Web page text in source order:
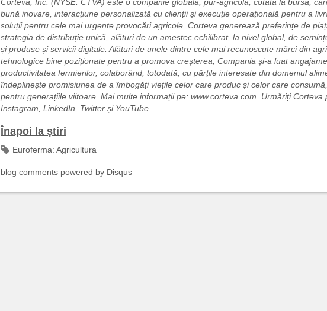
bună inovare, interacțiune personalizată cu clienții și execuție operațională pentru a
soluții pentru cele mai urgente provocări agricole. Corteva generează preferințe de
strategia de distribuție unică, alături de un amestec echilibrat, la nivel global, de
și produse și servicii digitale. Alături de unele dintre cele mai recunoscute mărci din
tehnologice bine poziționate pentru a promova creșterea, Compania și-a luat
productivitatea fermierilor, colaborând, totodată, cu părțile interesate din domeniul
îndeplinește promisiunea de a îmbogăți viețile celor care produc și celor care
pentru generațiile viitoare. Mai multe informații pe: www.corteva.com. Urmăriți Corteva
Instagram, LinkedIn, Twitter și YouTube.
Înapoi la știri
Euroferma: Agricultura
blog comments powered by Disqus